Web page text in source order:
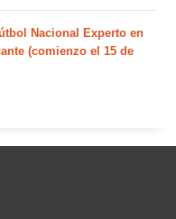
Nacional Experto en
(comienzo el 15 de